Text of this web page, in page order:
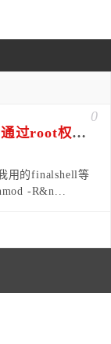
0
群辉DMS7.0使用winscp通过root权限。
用的finalshell等
-R&n...